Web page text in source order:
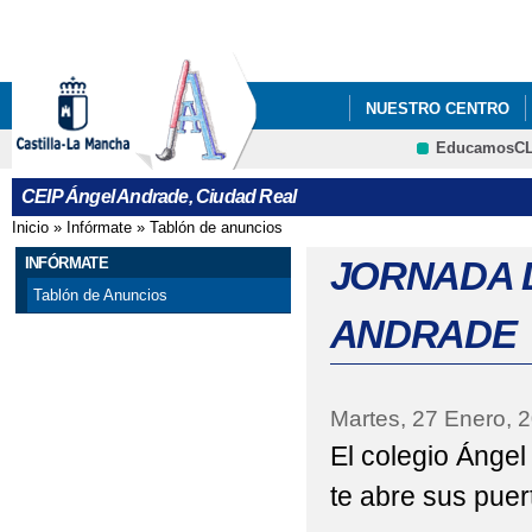
NUESTRO CENTRO
AYUDAS PARA
CONCIERTO
FELIZ Y PRÓSPERO
II JORNADAS
LECTURA
LIBROS DE TEXTO
CEIP Ángel Andrade, Ciudad Real
Se encuentra usted aquí
Inicio » Infórmate » Tablón de anuncios
INFÓRMATE
Tablón de Anuncios
JORNADA
ANDRADE
Martes, 27 Enero,
El colegio
te abre sus